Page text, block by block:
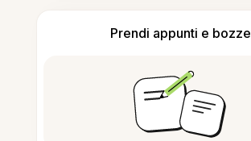
Prendi appunti e bozze